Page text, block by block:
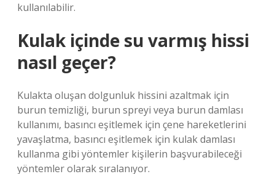
kullanılabilir.
Kulak içinde su varmış hissi
nasıl geçer?
Kulakta oluşan dolgunluk hissini azaltmak için
burun temizliği, burun spreyi veya burun damlası
kullanımı, basıncı eşitlemek için çene hareketlerini
yavaşlatma, basıncı eşitlemek için kulak damlası
kullanma gibi yöntemler kişilerin başvurabileceği
yöntemler olarak sıralanıyor.